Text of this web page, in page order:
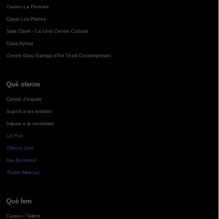
Casino La Floresta
Casal Les Planes
Sala Clavé - La Unió Centre Cultural
Casa Aymat
Centre Grau-Garriga d'Art Tèxtil Contemporani
Què oferim
Cessió d'espais
Suport a les entitats
Impuls a la creativitat
La Pua
Oficina Jove
Bar Bocamoll
Teatre Mira-sol
Què fem
Cursos i Tallers